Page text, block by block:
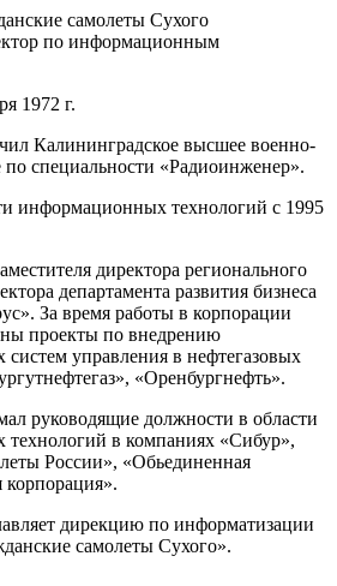
самолеты Сухого
по информационным
1972 г.
Калининградское высшее военно-
специальности «Радиоинженер».
информационных технологий с 1995
директора регионального
департамента развития бизнеса
За время работы в корпорации
проекты по внедрению
управления в нефтегазовых
«Оренбургнефть».
руководящие должности в области
в компаниях «Сибур»,
России», «Обьединенная
корпорация».
дирекцию по информатизации
самолеты Сухого».